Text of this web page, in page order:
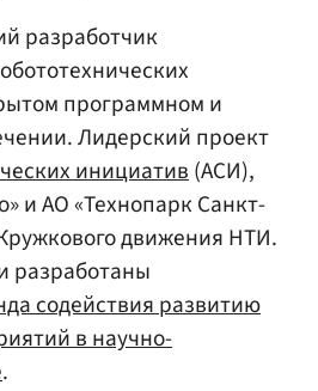
разработчик
программном и
Лидерский проект
инициатив(АСИ),
и АО «Технопарк Санкт-
движения НТИ.
разработаны
содействия развитию
в научно-
.